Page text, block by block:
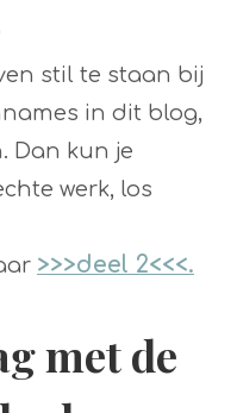
stil te staan bij
in dit blog,
Dan kun je
werk, los
>>>deel 2<<<.
met de